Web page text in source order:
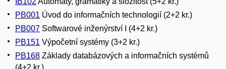
PB001 Úvod do informačních technologií (2+2 kr.)
PB007 Softwarové inženýrství I (4+2 kr.)
PB151 Výpočetní systémy (3+2 kr.)
PB168 Základy databázových a informačních systémů
(4+2 kr.)